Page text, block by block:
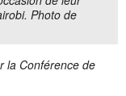
Photo de
la Conférence de